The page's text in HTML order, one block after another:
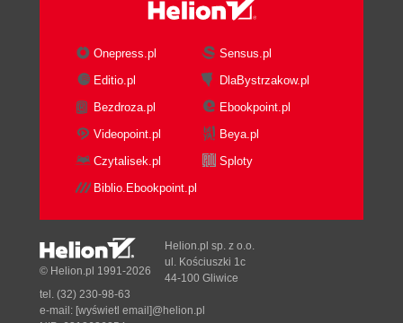
Onepress.pl
Sensus.pl
Editio.pl
DlaBystrzakow.pl
Bezdroza.pl
Ebookpoint.pl
Videopoint.pl
Beya.pl
Czytalisek.pl
Sploty
Biblio.Ebookpoint.pl
© Helion.pl 1991-2026
Helion.pl sp. z o.o.
ul. Kościuszki 1c
44-100 Gliwice
tel. (32) 230-98-63
e-mail: [wyświetl email]@helion.pl